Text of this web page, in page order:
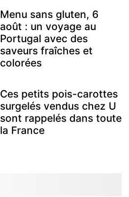
Menu sans gluten, 6
août : un voyage au
Portugal avec des
saveurs fraîches et
colorées
Ces petits pois-carottes
surgelés vendus chez U
sont rappelés dans toute
la France